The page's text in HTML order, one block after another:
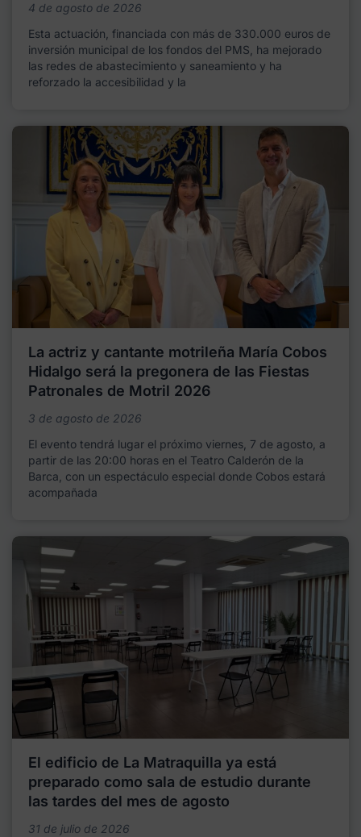
4 de agosto de 2026
Esta actuación, financiada con más de 330.000 euros de
inversión municipal de los fondos del PMS, ha mejorado
las redes de abastecimiento y saneamiento y ha
reforzado la accesibilidad y la
La actriz y cantante motrileña María Cobos
Hidalgo será la pregonera de las Fiestas
Patronales de Motril 2026
3 de agosto de 2026
El evento tendrá lugar el próximo viernes, 7 de agosto, a
partir de las 20:00 horas en el Teatro Calderón de la
Barca, con un espectáculo especial donde Cobos estará
acompañada
El edificio de La Matraquilla ya está
preparado como sala de estudio durante
las tardes del mes de agosto
31 de julio de 2026